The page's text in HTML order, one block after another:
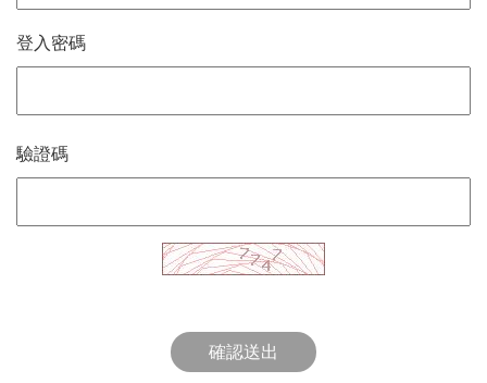
登入密碼
驗證碼
確認送出